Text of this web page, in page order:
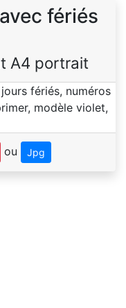
fériés
A4 portrait
ou Jpg